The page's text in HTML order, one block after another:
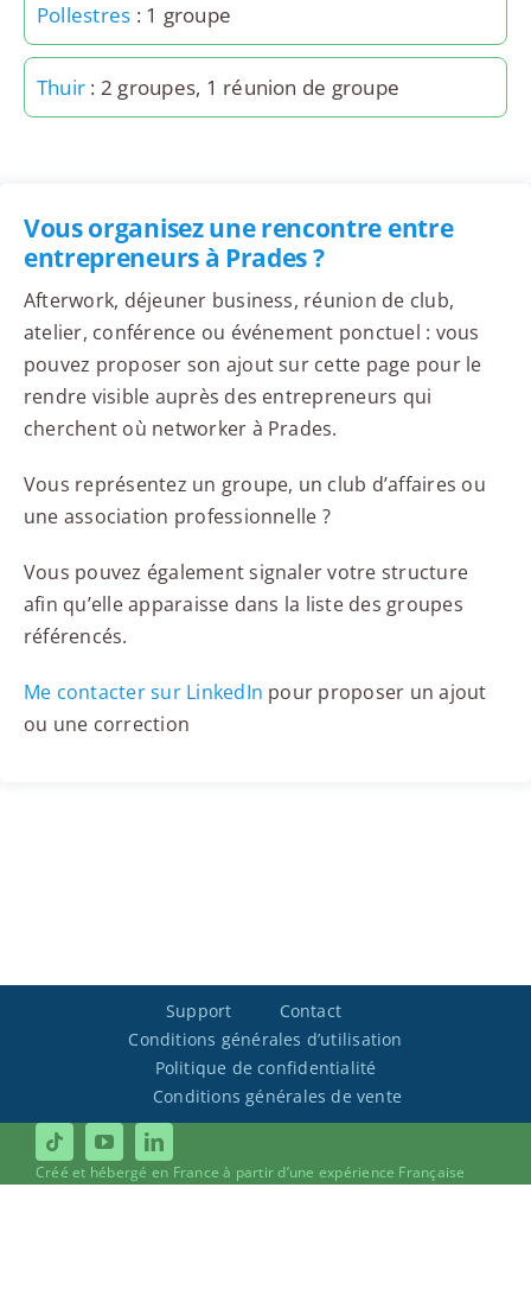
Pollestres : 1 groupe
Thuir : 2 groupes, 1 réunion de groupe
Vous organisez une rencontre entre
entrepreneurs à Prades ?
Afterwork, déjeuner business, réunion de club,
atelier, conférence ou événement ponctuel : vous
pouvez proposer son ajout sur cette page pour le
rendre visible auprès des entrepreneurs qui
cherchent où networker à Prades.
Vous représentez un groupe, un club d’affaires ou
une association professionnelle ?
Vous pouvez également signaler votre structure
afin qu’elle apparaisse dans la liste des groupes
référencés.
Me contacter sur LinkedIn pour proposer un ajout
ou une correction
Support
Contact
Conditions générales d’utilisation
Politique de confidentialité
Conditions générales de vente
Créé et hébergé en France à partir d’une expérience Française